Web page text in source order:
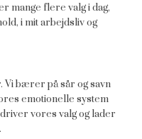
mange flere valg i dag,
i mit arbejdsliv og
Vi bærer på sår og savn
emotionelle system
vores valg og lader